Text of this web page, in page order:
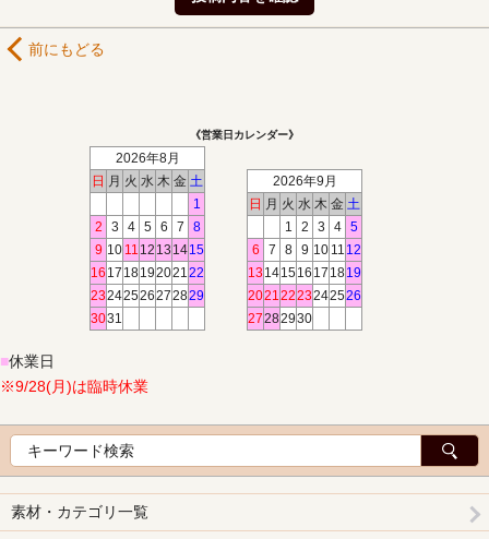
前にもどる
《営業日カレンダー》
2026年8月
日 月 火 水 木 金 土
1
2
3 4 5 6 7
8
9 10 11 12 13 1415
16 17 1819202122
23242526272829
3031
2026年9月
日 月 火 水 木 金 土
1
2 3 4
5
6
7 8 9 10 11 12
13 141516 17 1819
20212223242526
27282930
■休業日
※9/28(月)は臨時休業
素材・カテゴリ一覧